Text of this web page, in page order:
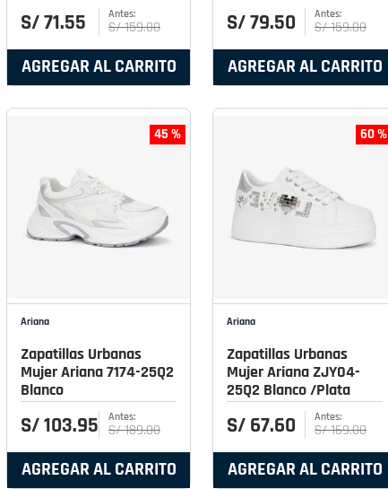
S/71.55 S/159.00
AGREGAR AL CARRITO
S/79.50 S/159.00
AGREGAR AL CARRITO
45 %
Ariana
Zapatillas Urbanas
Mujer Ariana 7174-25Q2
Blanco
S/103.95 S/189.00
AGREGAR AL CARRITO
60 %
Ariana
Zapatillas Urbanas
Mujer Ariana ZJY04-
25Q2 Blanco /Plata
S/ 67.60 S/169.00
AGREGAR AL CARRITO